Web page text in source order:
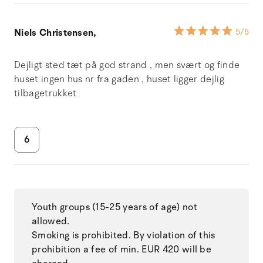
Niels Christensen, 5/5
Dejligt sted tæt på god strand , men svært og finde
huset ingen hus nr fra gaden , huset ligger dejlig
tilbagetrukket
6
Youth groups (15-25 years of age) not
allowed.
Smoking is prohibited. By violation of this
prohibition a fee of min. EUR 420 will be